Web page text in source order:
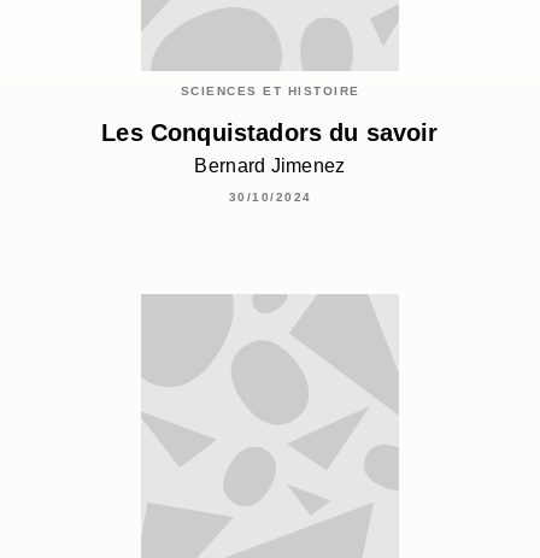
SCIENCES ET HISTOIRE
Les Conquistadors du savoir
Bernard Jimenez
30/10/2024